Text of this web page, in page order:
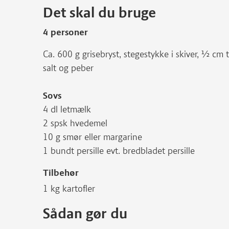
Det skal du bruge
4 personer
Ca. 600 g grisebryst, stegestykke i skiver, ½ cm
salt og peber
Sovs
4 dl letmælk
2 spsk hvedemel
10 g smør eller margarine
1 bundt persille evt. bredbladet persille
Tilbehør
1 kg kartofler
Sådan gør du